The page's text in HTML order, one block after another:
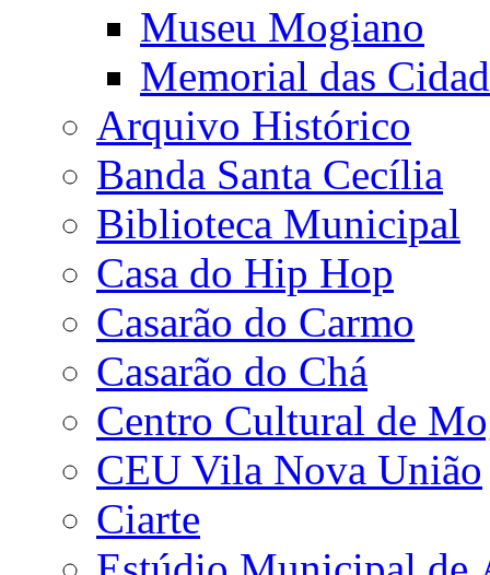
Museu Mogiano
Memorial das
Arquivo Histórico
Banda Santa Cecília
Biblioteca Municipal
Casa do Hip Hop
Casarão do Carmo
Casarão do Chá
Centro Cultural de
CEU Vila Nova União
Ciarte